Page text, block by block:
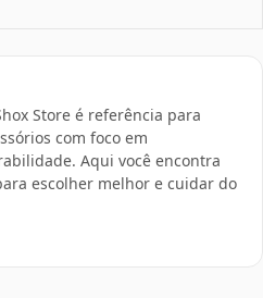
Store é referência para
com foco em
Aqui você encontra
escolher melhor e cuidar do